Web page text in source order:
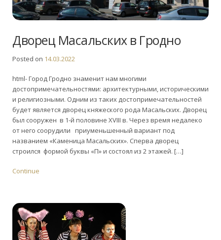
Дворец Масальских в Гродно
Posted on 14.03.2022
html- Город Гродно знаменит нам многими
достопримечательностями: архитектурными, историческими
и религиозными. Одним из таких достопримечательностей
будет является дворец княжеского рода Масальских. Дворец
был сооружен в 1-й половине XVIII в. Через время недалеко
от него соорудили приуменьшенный вариант под
названием «Каменица Масальских». Сперва дворец
строился формой буквы «П» и состоял из 2 этажей. […]
Continue